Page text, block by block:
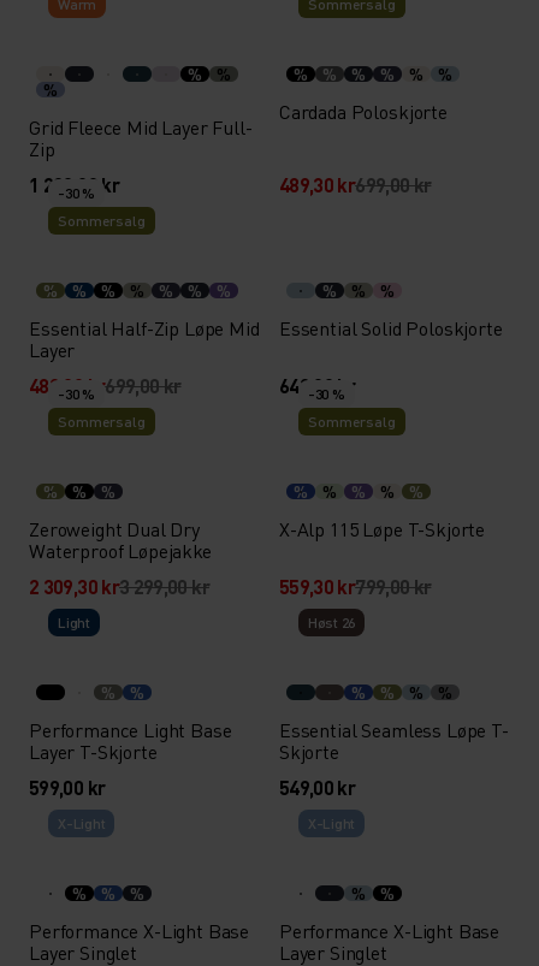
Warm
% %
%
Grid Fleece Mid Layer Full-
Zip
1 299,00 kr
Sommersalg
% % % % % %
Cardada Poloskjorte
489,30 kr699,00 kr
-30 %
Sommersalg
% % % % % % %
Essential Half-Zip Løpe Mid
Layer
489,30 kr699,00 kr
% % %
Essential Solid Poloskjorte
649,00 kr
-30 %
Sommersalg
% % %
Zeroweight Dual Dry
Waterproof Løpejakke
2 309,30 kr3 299,00 kr
-30 %
Sommersalg
% % % % %
X-Alp 115 Løpe T-Skjorte
559,30 kr799,00 kr
Light
% %
Performance Light Base
Layer T-Skjorte
599,00 kr
Høst 26
% % % %
Essential Seamless Løpe T-
Skjorte
549,00 kr
X-Light
% % %
Performance X-Light Base
Layer Singlet
X-Light
% %
Performance X-Light Base
Layer Singlet